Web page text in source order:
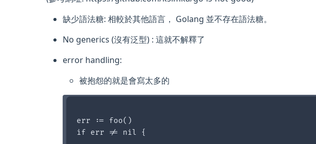
缺少語法糖: 相較於其他語言， Golang 並不存在語法糖。
No generics (沒有泛型) : 這就不解釋了
error handling:
被抱怨的就是會寫太多的
err := foo()
if err != nil {